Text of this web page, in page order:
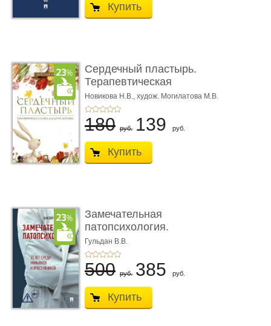
Купить
Сердечный пластырь.
Терапевтическая
сказка
Новикова Н.В., худож. Могилатова М.В.
180 руб. 139 руб.
Купить
Замечательная
патопсихология.
Повесть
Гульдан В.В.
500 руб. 385 руб.
Купить